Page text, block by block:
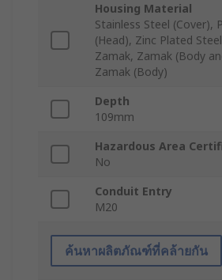
Housing Material
Stainless Steel (Cover),
(Head), Zinc Plated
Zamak, Zamak (Body
Zamak (Body)
Depth
109mm
Hazardous Area
No
Conduit Entry
M20
ค้นหาผลิตภัณฑ์ที่คล้ายกัน